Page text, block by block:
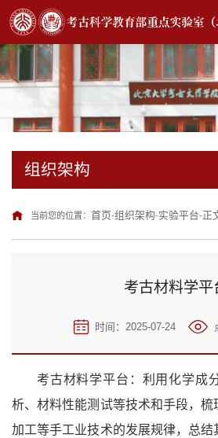
组织架构
当前您的位置： 首页-组织架构-实验平台-正
考古材料学平
时间：2025-07-24
考古材料学平台：利用化学成
析、材料性能测试等技术和手段，
加工等手工业技术的发展规律，总